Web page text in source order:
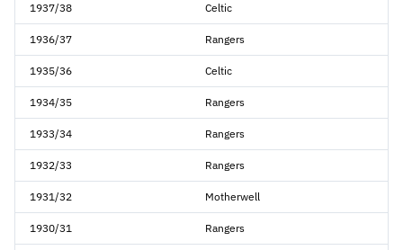
1937/38 Celtic
1936/37 Rangers
1935/36 Celtic
1934/35 Rangers
1933/34 Rangers
1932/33 Rangers
1931/32 Motherwell
1930/31 Rangers